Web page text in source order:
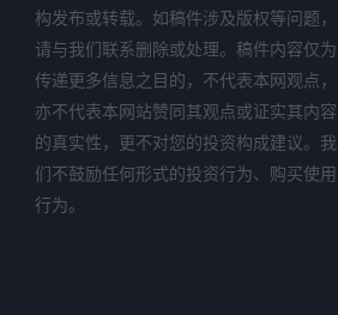
构发布或转载。如稿件涉及版权等问题，
请与我们联系删除或处理。稿件内容仅为
传递更多信息之目的，不代表本网观点，
亦不代表本网站赞同其观点或证实其内容
的真实性，更不对您的投资构成建议。我
们不鼓励任何形式的投资行为、购买使用
行为。